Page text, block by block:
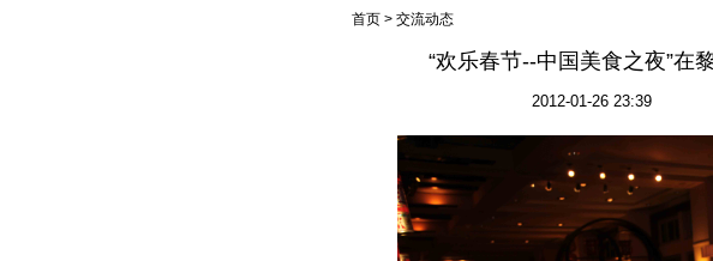
首页 > 交流动态
“欢乐春节--中国美食之夜”在
2012-01-26 23:39